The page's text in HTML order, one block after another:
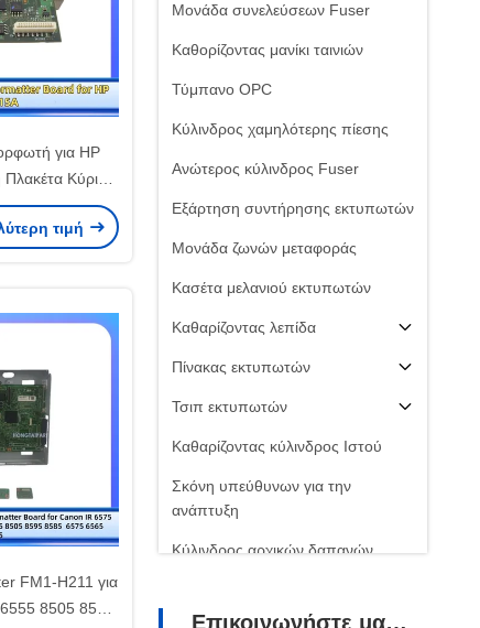
Μονάδα συνελεύσεων Fuser
Καθορίζοντας μανίκι ταινιών
Τύμπανο OPC
Κύλινδρος χαμηλότερης πίεσης
Ανώτερος κύλινδρος Fuser
Εξάρτηση συντήρησης εκτυπωτών
Μονάδα ζωνών μεταφοράς
Κασέτα μελανιού εκτυπωτών
Καθαρίζοντας λεπίδα
Πίνακας εκτυπωτών
Τσιπ εκτυπωτών
Καθαρίζοντας κύλινδρος Ιστού
Σκόνη υπεύθυνων για την
ανάπτυξη
Κύλινδρος αρχικών δαπανών
Επικοινωνήστε μαζί μας
για HP
Κύρια
τιμή
FM1-H211 για
8505 8595